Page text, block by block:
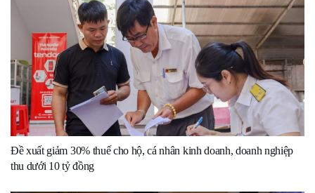
Đề xuất giảm 30% thuế cho hộ, cá nhân kinh doanh, doanh nghiệp
thu dưới 10 tỷ đồng